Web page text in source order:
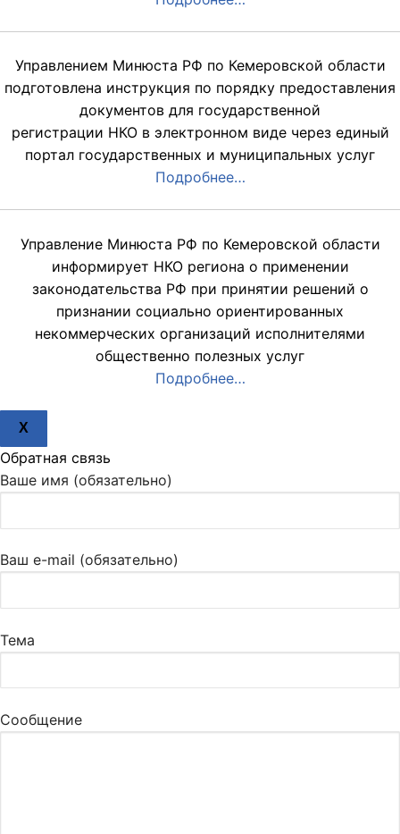
Управлением Минюста РФ по Кемеровской области
подготовлена инструкция по порядку предоставления
документов для государственной
регистрации НКО в электронном виде через единый
портал государственных и муниципальных услуг
Подробнее…
Управление Минюста РФ по Кемеровской области
информирует НКО региона о применении
законодательства РФ при принятии решений о
признании социально ориентированных
некоммерческих организаций исполнителями
общественно полезных услуг
Подробнее…
X
Обратная связь
Ваше имя (обязательно)
Ваш e-mail (обязательно)
Тема
Сообщение